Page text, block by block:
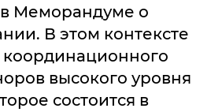
Меморандуме о
В этом контексте
высокого уровня
состоится в